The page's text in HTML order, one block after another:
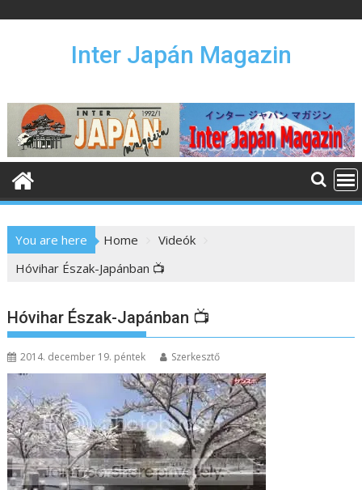
n
e
Inter Japán Magazin
You are here Home
Videók
Hóvihar Észak-Japánban 📺
Hóvihar Észak-Japánban 📺
2014. december 19. péntek Szerkesztő